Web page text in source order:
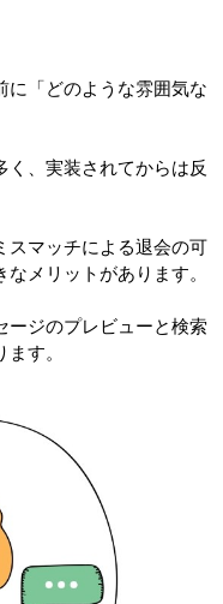
に「どのような雰囲気な
く、実装されてからは反
スマッチによる退会の可
メリットがあります。
ージのプレビューと検索
す。